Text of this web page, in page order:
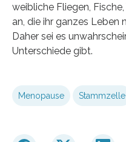
weibliche Fliegen,
an, die ihr ganzes Leben
Daher sei es
Unterschiede gibt.
Menopause Stammzelle